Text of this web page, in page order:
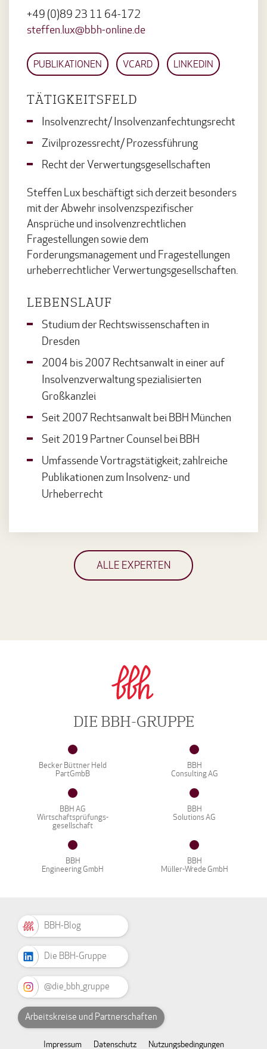
+49 (0)89 23 11 64-172
steffen.lux@bbh-online.de
PUBLIKATIONEN VCARD LINKEDIN
TÄTIGKEITSFELD
Insolvenzrecht/ Insolvenzanfechtungsrecht
Zivilprozessrecht/ Prozessführung
Recht der Verwertungsgesellschaften
Steffen Lux beschäftigt sich derzeit besonders
mit der Abwehr insolvenzspezifischer
Ansprüche und insolvenzrechtlichen
Fragestellungen sowie dem
Forderungsmanagement und Fragestellungen
urheberrechtlicher Verwertungsgesellschaften.
LEBENSLAUF
Studium der Rechtswissenschaften in
Dresden
2004 bis 2007 Rechtsanwalt in einer auf
Insolvenzverwaltung spezialisierten
Großkanzlei
Seit 2007 Rechtsanwalt bei BBH München
Seit 2019 Partner Counsel bei BBH
Umfassende Vortragstätigkeit; zahlreiche
Publikationen zum Insolvenz- und
Urheberrecht
ALLE EXPERTEN
DIE BBH-GRUPPE
Becker Büttner Held
PartGmbB
BBH
Consulting AG
BBH AG
Wirtschaftsprüfungs-
gesellschaft
BBH
Solutions AG
BBH
Engineering GmbH
BBH
Müller-Wrede GmbH
BBH-Blog
Die BBH-Gruppe
@die_bbh_gruppe
Arbeitskreise und Partnerschaften
Impressum Datenschutz Nutzungsbedingungen